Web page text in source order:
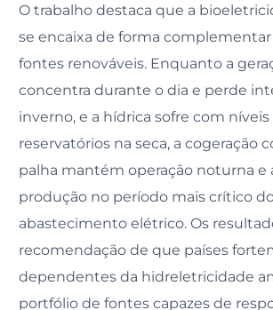
O trabalho destaca que a
se encaixa de forma
fontes renováveis. Enquanto a
concentra durante o dia e perde
inverno, e a hídrica sofre com níveis
reservatórios na seca, a cogeração
palha mantém operação noturna e
produção no período mais crítico
abastecimento elétrico. Os
recomendação de que países
dependentes da hidreletricidade
portfólio de fontes capazes de